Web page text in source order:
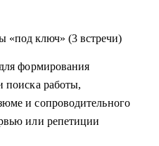
кандидатами.
(смена профессии,
из декрета, возраст 45+ и
«под ключ» (3 встречи)
формирования
поиска работы,
и сопроводительного
или репетиции